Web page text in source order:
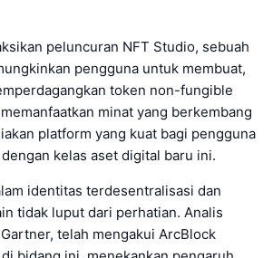
peluncuran NFT Studio, sebuah
pengguna untuk membuat,
token non-fungible
minat yang berkembang
platform yang kuat bagi pengguna
kelas aset digital baru ini.
identitas terdesentralisasi dan
tidak luput dari perhatian. Analis
telah mengakui ArcBlock